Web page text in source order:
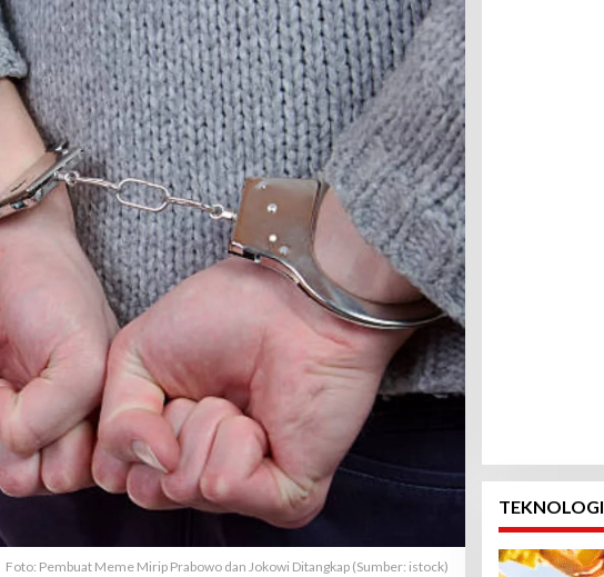
Foto: Pembuat Meme Mirip Prabowo dan Jokowi Ditangkap (Sumber: istock)
TEKNOLOGI